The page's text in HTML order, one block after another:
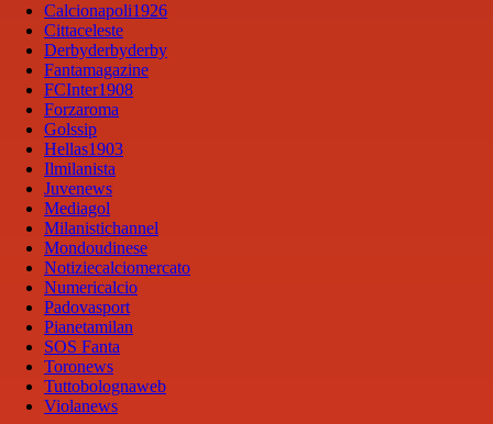
Calcionapoli1926
Cittaceleste
Derbyderbyderby
Fantamagazine
FCInter1908
Forzaroma
Golssip
Hellas1903
Ilmilanista
Juvenews
Mediagol
Milanistichannel
Mondoudinese
Notiziecalciomercato
Numericalcio
Padovasport
Pianetamilan
SOS Fanta
Toronews
Tuttobolognaweb
Violanews